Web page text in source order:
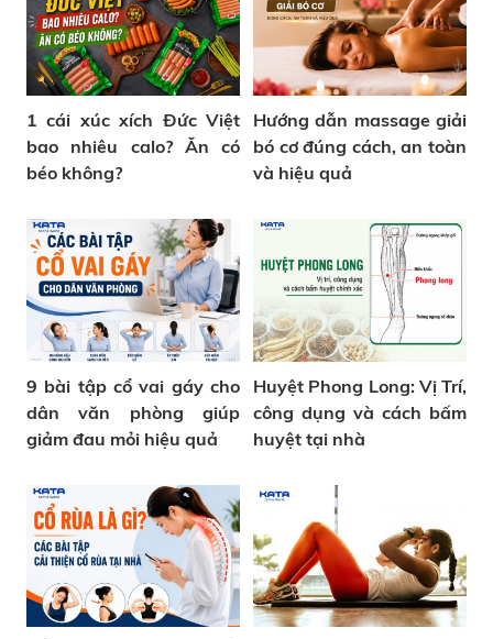
1 cái xúc xích Đức Việt
bao nhiêu calo? Ăn có
béo không?
Hướng dẫn massage giải
bó cơ đúng cách, an toàn
và hiệu quả
9 bài tập cổ vai gáy cho
dân văn phòng giúp
giảm đau mỏi hiệu quả
Huyệt Phong Long: Vị Trí,
công dụng và cách bấm
huyệt tại nhà